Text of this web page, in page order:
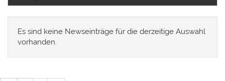
Es sind keine Newseinträge für die derzeitige Auswahl
vorhanden.